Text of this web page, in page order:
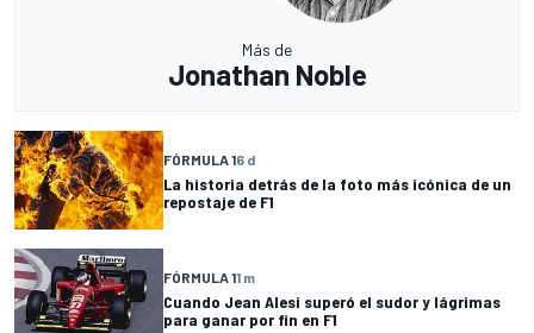
Más de
Jonathan Noble
FÓRMULA 16 d
La historia detrás de la foto más icónica de un
repostaje de F1
FÓRMULA 11 m
Cuando Jean Alesi superó el sudor y lágrimas
para ganar por fin en F1